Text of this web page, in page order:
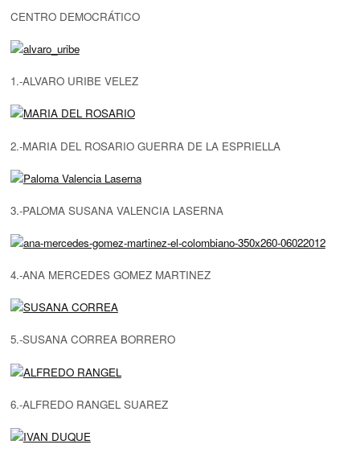
CENTRO DEMOCRÁTICO
1.-ALVARO URIBE VELEZ
2.-MARIA DEL ROSARIO GUERRA DE LA ESPRIELLA
3.-PALOMA SUSANA VALENCIA LASERNA
4.-ANA MERCEDES GOMEZ MARTINEZ
5.-SUSANA CORREA BORRERO
6.-ALFREDO RANGEL SUAREZ